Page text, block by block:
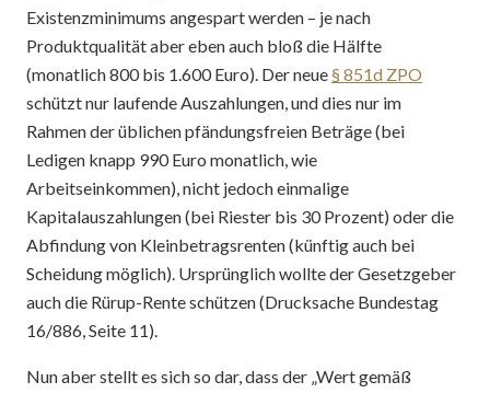
Existenzminimums angespart werden – je nach
Produktqualität aber eben auch bloß die Hälfte
(monatlich 800 bis 1.600 Euro). Der neue§ 851d ZPO
schützt nur laufende Auszahlungen, und dies nur im
Rahmen der üblichen pfändungsfreien Beträge (bei
Ledigen knapp 990 Euro monatlich, wie
Arbeitseinkommen), nicht jedoch einmalige
Kapitalauszahlungen (bei Riester bis 30 Prozent) oder die
Abfindung von Kleinbetragsrenten (künftig auch bei
Scheidung möglich). Ursprünglich wollte der Gesetzgeber
auch die Rürup-Rente schützen (Drucksache Bundestag
16/886, Seite 11).
Nun aber stellt es sich so dar, dass der „Wert gemäß